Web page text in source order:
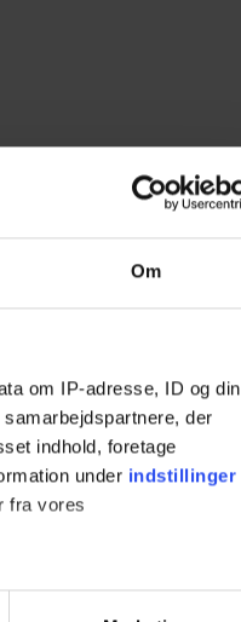
Om
om IP-adresse, ID og din
der
indhold, foretage
under indstillinger
fra vores